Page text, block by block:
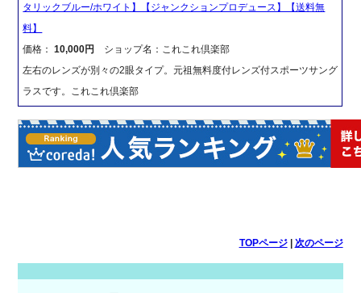
タリックブルー/ホワイト】【ジャンクションプロデュース】【送料無
料】
価格：10,000円
ショップ名：これこれ倶楽部
左右のレンズが別々の2眼タイプ。元祖無料度付レンズ付スポーツサング
ラスです。これこれ倶楽部
TOPページ| 次のページ